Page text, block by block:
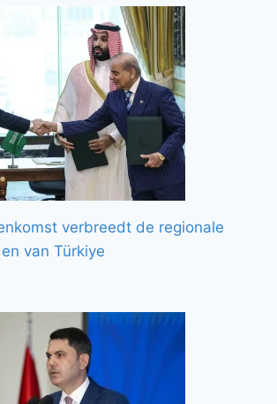
verbreedt de regionale
van Türkiye